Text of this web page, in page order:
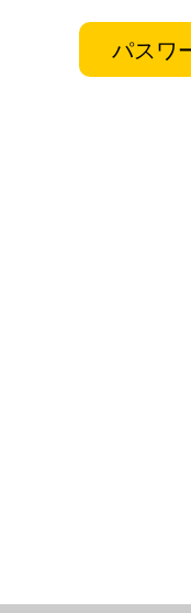
パスワ